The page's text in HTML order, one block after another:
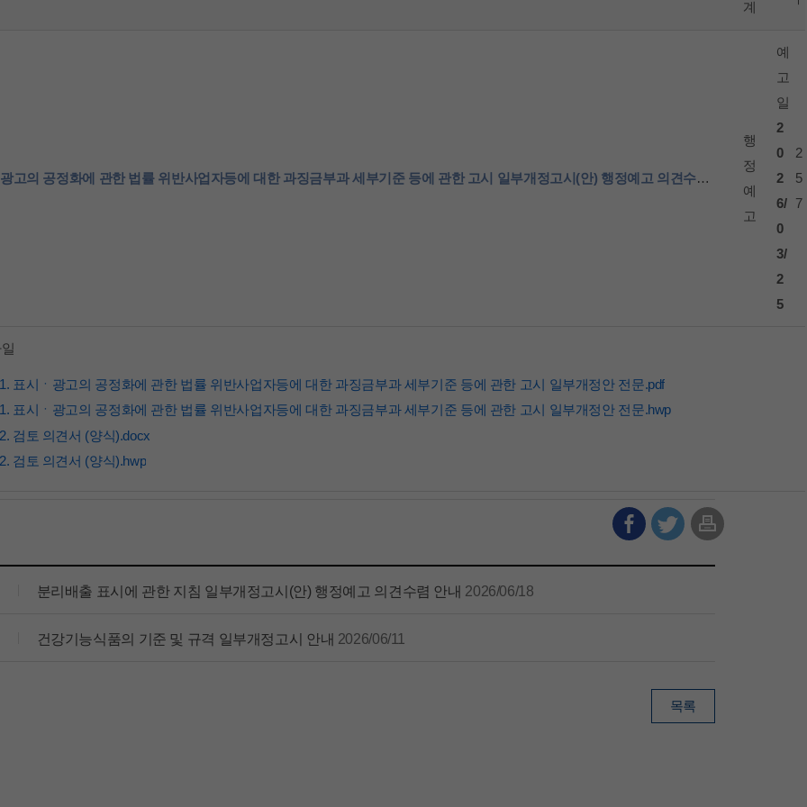
분리배출 표시에 관한 지침 일부개정고시(안) 행정예고 의견수렴 안내 2026/06/18
건강기능식품의 기준 및 규격 일부개정고시 안내 2026/06/11
계
표시·광고의 공정화에 관한 법률 위반사업자등에 대한 과징금부과 세부기준 등에 관한 고시 일부개정고시(안) 행정예고 의견수렴 안내
행
정
예
고
예
고
일
2
0
2
6/
0
3/
2
5
2
5
7
1. 표시ㆍ광고의 공정화에 관한 법률 위반사업자등에 대한 과징금부과 세부기준 등에 관한 고시 일부개정안 전문.pdf
1. 표시ㆍ광고의 공정화에 관한 법률 위반사업자등에 대한 과징금부과 세부기준 등에 관한 고시 일부개정안 전문.hwp
2. 검토 의견서 (양식).docx
2. 검토 의견서 (양식).hwp
목록